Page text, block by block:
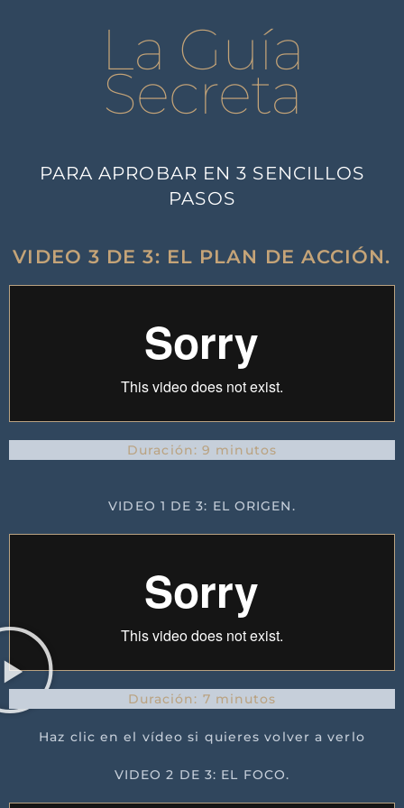
La Guía
Secreta
PARA APROBAR EN 3 SENCILLOS
PASOS
VIDEO 3 DE 3: EL PLAN DE ACCIÓN.
Duración: 9 minutos
VIDEO 1 DE 3: EL ORIGEN.
Duración: 7 minutos
Haz clic en el vídeo si quieres volver a verlo
VIDEO 2 DE 3: EL FOCO.